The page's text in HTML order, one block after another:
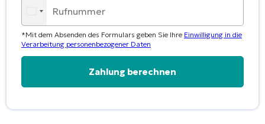
*Mit dem Absenden des Formulars geben Sie Ihre Einwilligung in die
Verarbeitung personenbezogener Daten